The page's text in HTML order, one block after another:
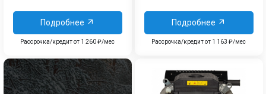
Подробнее
Рассрочка/кредит от 1 260 ₽/мес
Подробнее
Рассрочка/кредит от 1 163 ₽/мес